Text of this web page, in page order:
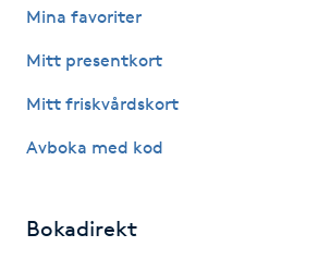
Gellack
Gravidmassage
Mina favoriter
Mitt presentkort
Mitt friskvårdskort
Avboka med kod
Bokadirekt